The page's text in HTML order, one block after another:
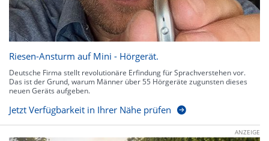
Riesen-Ansturm auf Mini - Hörgerät.
Deutsche Firma stellt revolutionäre Erfindung für Sprachverstehen vor.
Das ist der Grund, warum Männer über 55 Hörgeräte zugunsten dieses
neuen Geräts aufgeben.
Jetzt Verfügbarkeit in Ihrer Nähe prüfen
ANZEIGE